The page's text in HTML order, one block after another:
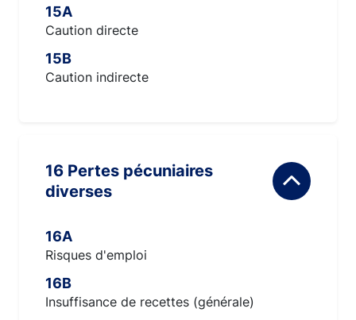
15A
Caution directe
15B
Caution indirecte
16 Pertes pécuniaires
diverses
16A
Risques d'emploi
16B
Insuffisance de recettes (générale)